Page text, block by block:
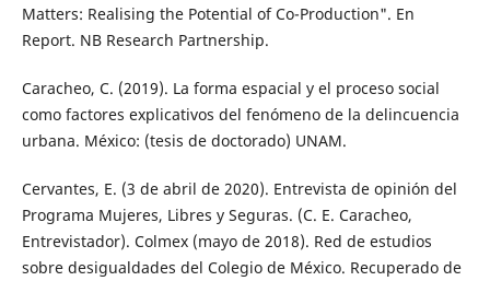
Matters: Realising the Potential of Co-Production". En
Report. NB Research Partnership.
Caracheo, C. (2019). La forma espacial y el proceso social
como factores explicativos del fenómeno de la delincuencia
urbana. México: (tesis de doctorado) UNAM.
Cervantes, E. (3 de abril de 2020). Entrevista de opinión del
Programa Mujeres, Libres y Seguras. (C. E. Caracheo,
Entrevistador). Colmex (mayo de 2018). Red de estudios
sobre desigualdades del Colegio de México. Re­cuperado de